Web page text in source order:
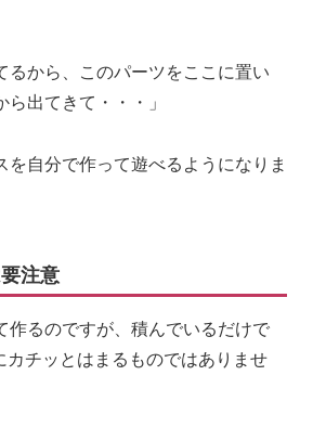
るから、このパーツをここに置い
出てきて・・・」
を自分で作って遊べるようになりま
注意
作るのですが、積んでいるだけで
カチッとはまるものではありませ